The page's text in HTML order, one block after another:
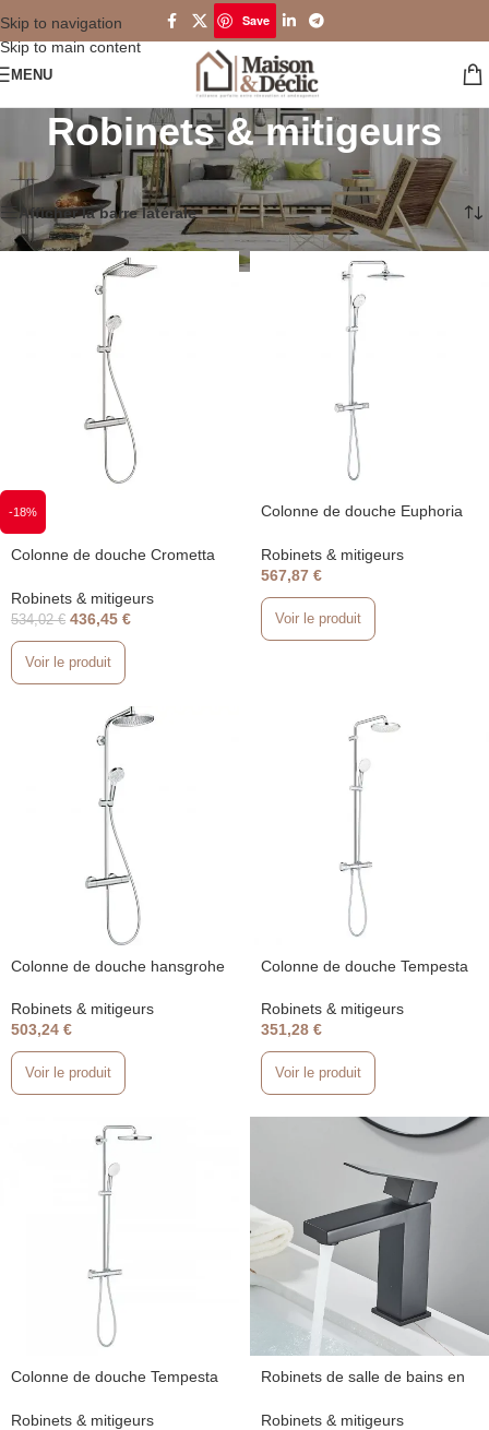
Skip to navigation
Skip to main content
Save
MENU
Robinets & mitigeurs
Accueil Salle de bain/Robinets & mitigeurs 6 résultats affichés
Afficher la barre latérale
-18%
Colonne de douche Crometta
mitigeur thermostatique
Chromé 27281000
Robinets & mitigeurs
534,02€ 436,45 €
Voir le produit
Colonne de douche Euphoria
thermostatique chromé Grohe
27615002
Robinets & mitigeurs
567,87 €
Voir le produit
Colonne de douche hansgrohe
thermostatique avec EcoSmart,
chrome
Robinets & mitigeurs
503,24 €
Voir le produit
Colonne de douche Tempesta
thermostatique Chromé
Robinets & mitigeurs
351,28 €
Voir le produit
Colonne de douche Tempesta
thermostatique – Chrome
Robinets & mitigeurs
Robinets de salle de bains en
Robinets & mitigeurs